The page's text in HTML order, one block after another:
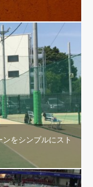
ンをシンプルにスト